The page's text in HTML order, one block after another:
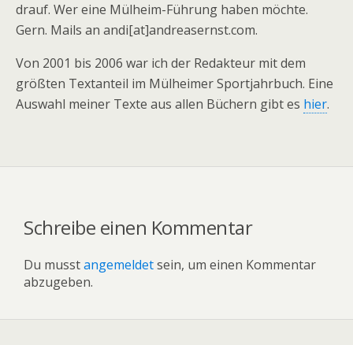
drauf. Wer eine Mülheim-Führung haben möchte.
Gern. Mails an andi[at]andreasernst.com.
Von 2001 bis 2006 war ich der Redakteur mit dem
größten Textanteil im Mülheimer Sportjahrbuch. Eine
Auswahl meiner Texte aus allen Büchern gibt es hier.
Schreibe einen Kommentar
Du musstangemeldetsein, um einen Kommentar
abzugeben.